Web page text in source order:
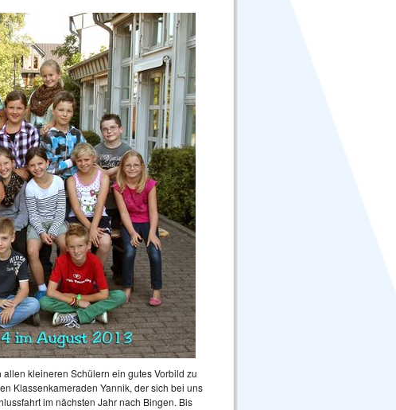
kleineren Schülern ein gutes Vorbild zu
Klassenkameraden Yannik, der sich bei uns
im nächsten Jahr nach Bingen. Bis